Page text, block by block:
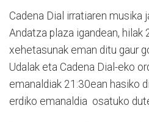
Cadena Dial irratiaren musika
Andatza plaza igandean, hilak
xehetasunak eman ditu gaur
Udalak eta Cadena Dial-eko
emanaldiak 21:30ean hasiko
erdiko emanaldia osatuko